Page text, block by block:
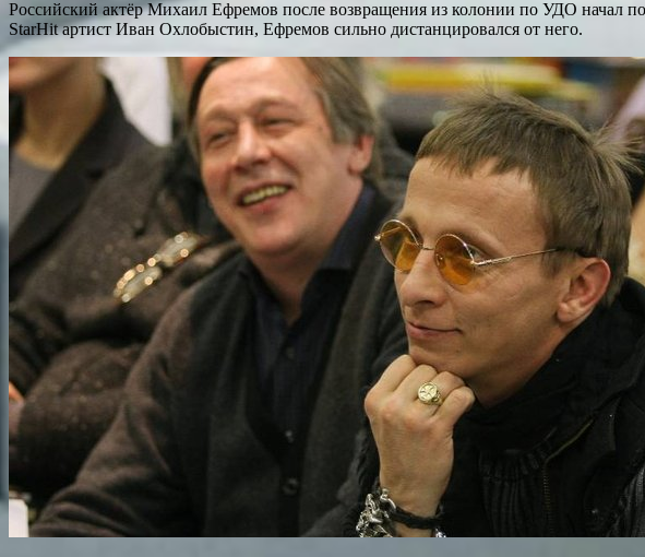
Российский актёр Михаил Ефремов после возвращения из колонии по УДО начал
StarHit артист Иван Охлобыстин, Ефремов сильно дистанцировался от него.